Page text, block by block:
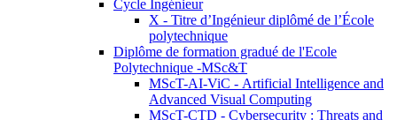
Cycle Ingénieur
X - Titre d’Ingénieur diplômé de l’École
polytechnique
Diplôme de formation gradué de l'Ecole
Polytechnique -MSc&T
MScT-AI-ViC - Artificial Intelligence and
Advanced Visual Computing
MScT-CTD - Cybersecurity : Threats and